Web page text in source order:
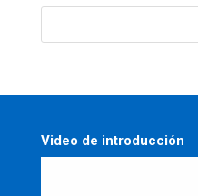
Video de introducción